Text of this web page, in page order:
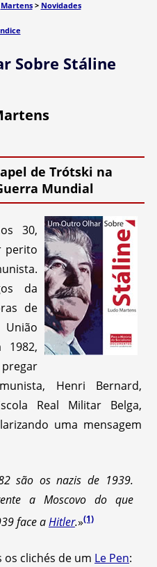
Martens> Novidades
Sobre Stáline
de Trótski na
Mundial
30,
perito
da
de
1982,
Henri Bernard,
Real Militar Belga,
uma mensagem
são os nazis de 1939.
a Moscovo do que
face aHitler.»(1)
clichés de um Le Pen: